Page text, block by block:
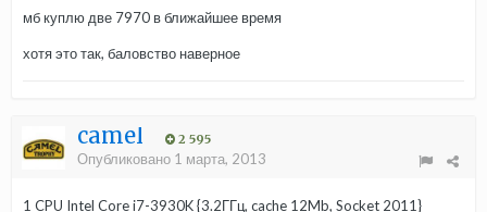
мб куплю две 7970 в ближайшее время
хотя это так, баловство наверное
camel 2 595
Опубликовано 1 марта, 2013
1 CPU Intel Core i7-3930K {3.2ГГц, cache 12Mb, Socket 2011}